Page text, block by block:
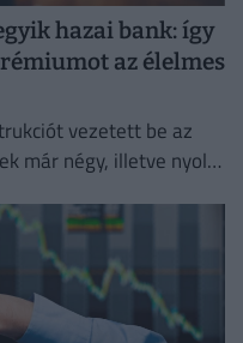
hazai bank: így
az élelmes
vezetett be az
már négy, illetve nyolc